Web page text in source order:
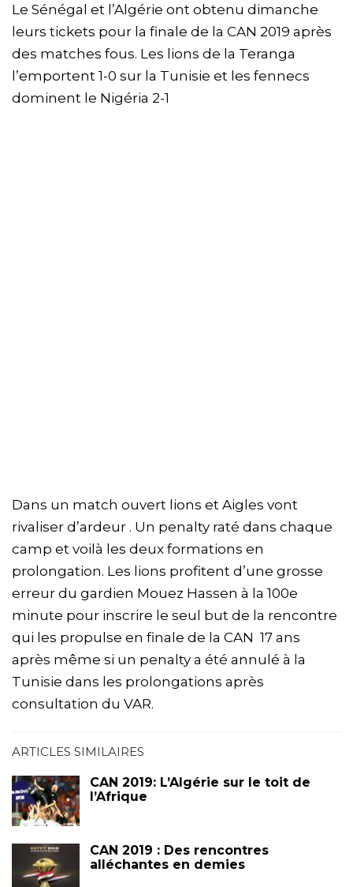
Le Sénégal et l’Algérie ont obtenu dimanche
leurs tickets pour la finale de la CAN 2019 après
des matches fous. Les lions de la Teranga
l’emportent 1-0 sur la Tunisie et les fennecs
dominent le Nigéria 2-1
Dans un match ouvert lions et Aigles vont
rivaliser d’ardeur . Un penalty raté dans chaque
camp et voilà les deux formations en
prolongation. Les lions profitent d’une grosse
erreur du gardien Mouez Hassen à la 100e
minute pour inscrire le seul but de la rencontre
qui les propulse en finale de la CAN 17 ans
après même si un penalty a été annulé à la
Tunisie dans les prolongations après
consultation du VAR.
ARTICLES SIMILAIRES
CAN 2019: L’Algérie sur le toit de
l’Afrique
CAN 2019 : Des rencontres
alléchantes en demies